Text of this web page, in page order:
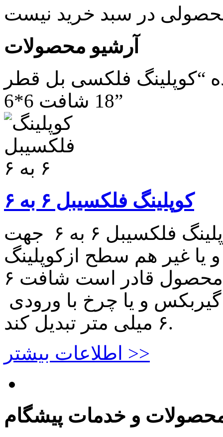
آرشیو محصولات
فلکسی بل قطر
18 شافت 6*6”
کوپلینگ فلکسیبل ۶ به ۶
کوپلینگ فلکسیبل ۶ به ۶ کوپلینگ فلکسیبل ۶ به ۶ جهت
یا غیر هم سطح ازکوپلینگ
فلکسیبل استفاده می شود. این محصول قادر است شافت ۶
و یا چرخ با ورودی
۶ میلی متر تبدیل کند.
اطلاعات بیشتر >>
و خدمات پیشگام